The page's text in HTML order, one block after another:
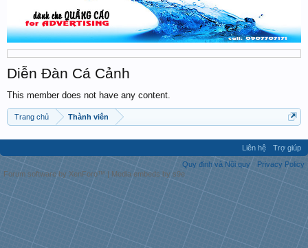
Diễn Đàn Cá Cảnh
This member does not have any content.
Trang chủ Thành viên
Liên hệ
Trợ giúp
Quy định và Nội quy
Privacy Policy
Forum software by XenForo™ | Media embeds by s9e